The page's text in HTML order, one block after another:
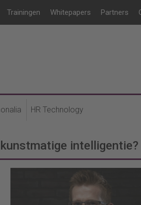
Trainingen Whitepapers Partners
HR Technology
intelligentie?